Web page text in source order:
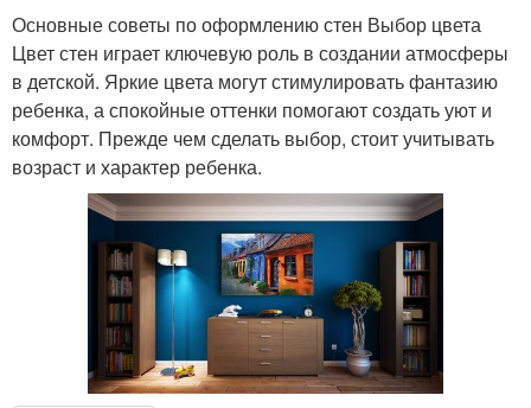
Основные советы по оформлению стен Выбор цвета
Цвет стен играет ключевую роль в создании атмосферы
в детской. Яркие цвета могут стимулировать фантазию
ребенка, а спокойные оттенки помогают создать уют и
комфорт. Прежде чем сделать выбор, стоит учитывать
возраст и характер ребенка.